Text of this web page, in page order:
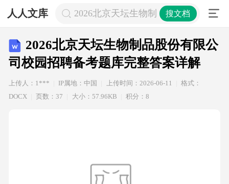
人人文库 2026北京天坛生物制品股份有限公司
搜文档
2026北京天坛生物制品股份有限公
司校园招聘备考题库完整答案详解
上传人：1*** IP属地：中国 上传时间：2026-06-11
格式：
DOCX
页数：37 大小：57.96KB 积分：8